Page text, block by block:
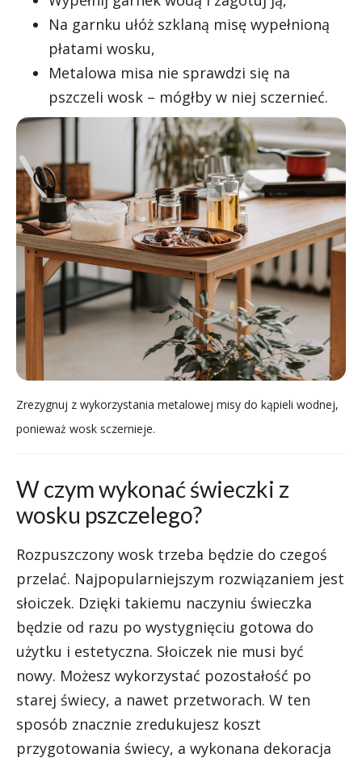
Na garnku ułóż szklaną misę wypełnioną
płatami wosku,
Metalowa misa nie sprawdzi się na
pszczeli wosk – mógłby w niej sczernieć.
Zrezygnuj z wykorzystania metalowej misy do kąpieli wodnej,
ponieważ wosk sczernieje.
W czym wykonać świeczki z
wosku pszczelego?
Rozpuszczony wosk trzeba będzie do czegoś
przelać. Najpopularniejszym rozwiązaniem jest
słoiczek. Dzięki takiemu naczyniu świeczka
będzie od razu po wystygnięciu gotowa do
użytku i estetyczna. Słoiczek nie musi być
nowy. Możesz wykorzystać pozostałość po
starej świecy, a nawet przetworach. W ten
sposób znacznie zredukujesz koszt
przygotowania świecy, a wykonana dekoracja